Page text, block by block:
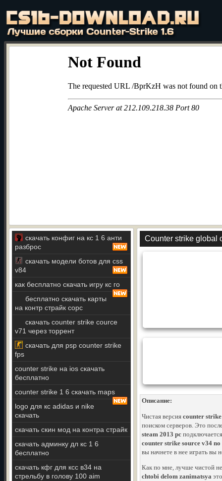
скачать конфиг на кс 1 6 анти
разброс
скачать модели ботов для css
v84
как бесплатно скачать игру кс го
бесплатно скачать карты
на контр страйк сорс
скачать counter strike cource
v71 через торрент
скачать для psp counter strike
fps
counter strike на ios скачать
бесплатно
counter strike 1 6 скачать maps
logo для кс adidas и nike
скачать
скачать скин мод на контра страйк
скачать админку дл кс 1 6
бесплатно
скачать кфг для ксс в34 на
стрельбу в голову 100 aim
Counter strike global
Описание:
Чистая версия counter
поиском серверов. Это
steam 2013 pc
counter strike source v34 no
вы начнете в нее играть вы
Как по мне, лучше чистой
chtobi delom zanimatsya